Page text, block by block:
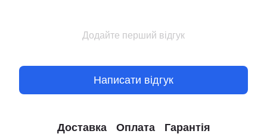
Додайте перший відгук
Написати відгук
Доставка Оплата Гарантія